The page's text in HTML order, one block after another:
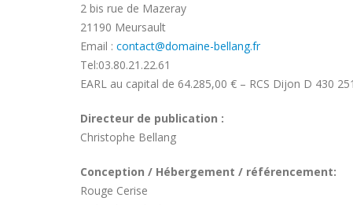
2 bis rue de Mazeray
21190 Meursault
Email : contact@domaine-bellang.fr
Tel:03.80.21.22.61
EARL au capital de 64.285,00 € – RCS Dijon D 430
Directeur de publication :
Christophe Bellang
Conception / Hébergement / référencement:
Rouge Cerise